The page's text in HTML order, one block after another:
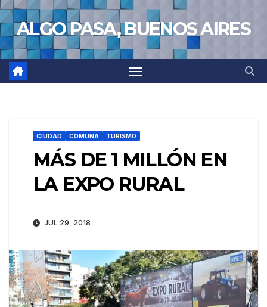
Saltar
al
contenido
ALGO PASA, BUENOS AIRES
CIUDAD COMUNA TURISMO
MÁS DE 1 MILLÓN EN
LA EXPO RURAL
JUL 29, 2018